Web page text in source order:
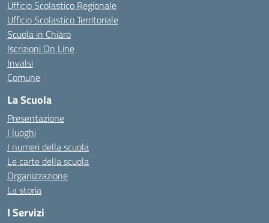
Ufficio Scolastico Regionale
Ufficio Scolastico Territoriale
Scuola in Chiaro
Iscrizioni On Line
Invalsi
Comune
La Scuola
Presentazione
I luoghi
I numeri della scuola
Le carte della scuola
Organizzazione
La storia
I Servizi